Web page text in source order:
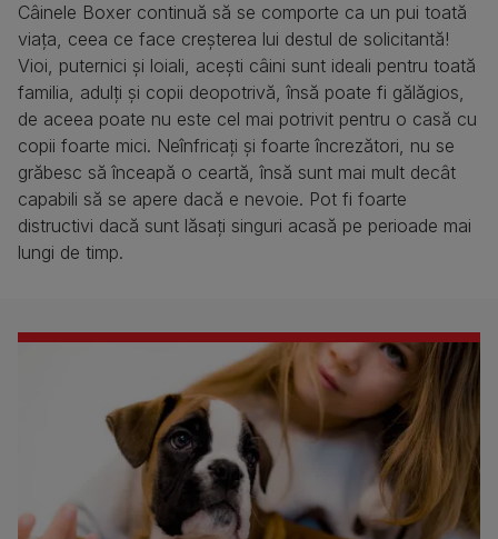
Câinele Boxer continuă să se comporte ca un pui toată
viața, ceea ce face creșterea lui destul de solicitantă!
Vioi, puternici și loiali, acești câini sunt ideali pentru toată
familia, adulți și copii deopotrivă, însă poate fi gălăgios,
de aceea poate nu este cel mai potrivit pentru o casă cu
copii foarte mici. Neînfricați și foarte încrezători, nu se
grăbesc să înceapă o ceartă, însă sunt mai mult decât
capabili să se apere dacă e nevoie. Pot fi foarte
distructivi dacă sunt lăsați singuri acasă pe perioade mai
lungi de timp.